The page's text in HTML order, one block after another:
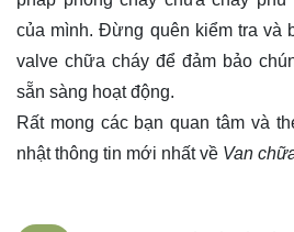
của mình. Đừng quên kiểm tra và
valve chữa cháy để đảm bảo
sẵn sàng hoạt động.
Rất mong các bạn quan tâm và
nhật thông tin mới nhất về Van